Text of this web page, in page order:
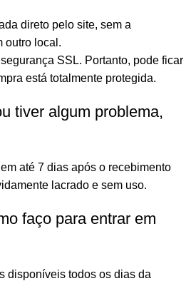
direto pelo site, sem a
outro local.
SSL. Portanto, pode ficar
está totalmente protegida.
tiver algum problema,
até 7 dias após o recebimento
lacrado e sem uso.
faço para entrar em
disponíveis todos os dias da